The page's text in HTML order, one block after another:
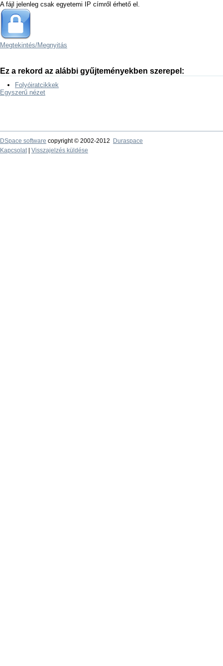
A fájl jelenleg csak egyetemi IP címről érhető el.
Megtekintés/Megnyitás
Ez a rekord az alábbi gyűjteményekben szerepel:
Folyóiratcikkek
Egyszerű nézet
DSpace software copyright © 2002-2012
Duraspace
Kapcsolat| Visszajelzés küldése